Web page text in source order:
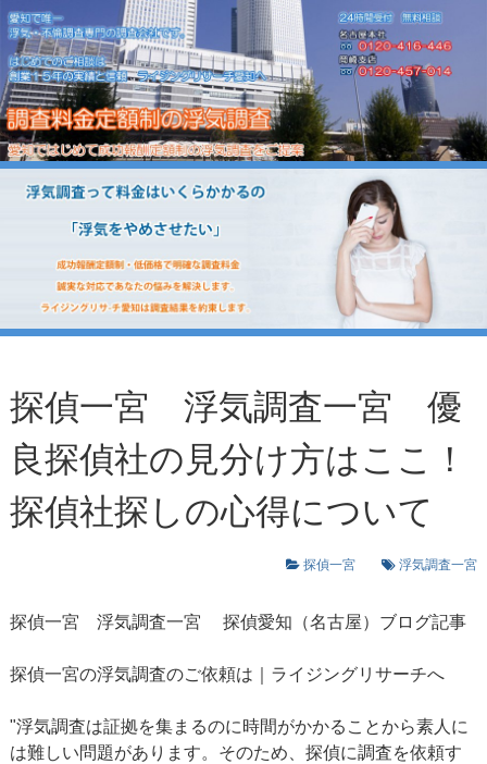
探偵一宮 浮気調査一宮 優
良探偵社の見分け方はここ！
探偵社探しの心得について
探偵一宮 浮気調査一宮
探偵一宮 浮気調査一宮 探偵愛知（名古屋）ブログ記事
探偵一宮の浮気調査のご依頼は｜ライジングリサーチへ
"浮気調査は証拠を集まるのに時間がかかることから素人に
は難しい問題があります。そのため、探偵に調査を依頼す